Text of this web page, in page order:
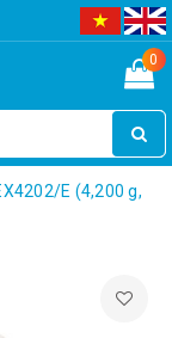
0
E (4,200 g,